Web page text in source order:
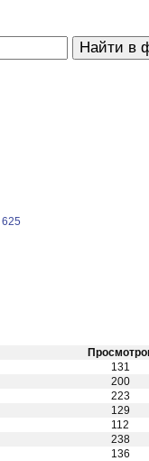
625
131
200
223
129
112
238
136